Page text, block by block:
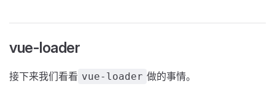
vue-loader
接下来我们看看 vue-loader 做的事情。